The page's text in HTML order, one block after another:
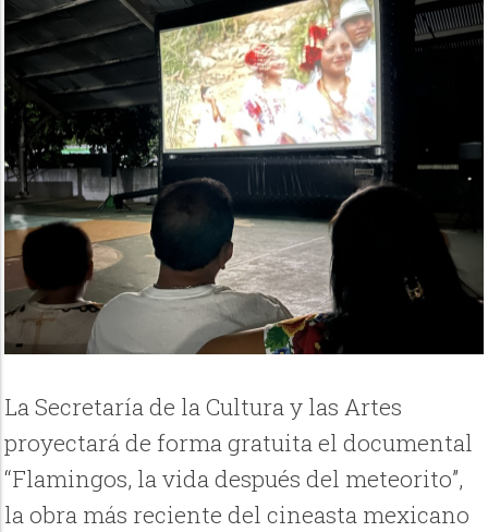
La Secretaría de la Cultura y las Artes
proyectará de forma gratuita el documental
“Flamingos, la vida después del meteorito”,
la obra más reciente del cineasta mexicano